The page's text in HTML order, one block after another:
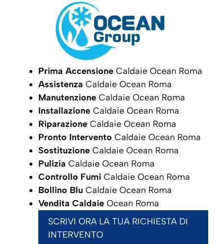
Prima Accensione Caldaie Ocean Roma
Assistenza Caldaie Ocean Roma
Manutenzione Caldaie Ocean Roma
Installazione Caldaie Ocean Roma
Riparazione Caldaie Ocean Roma
Pronto Intervento Caldaie Ocean Roma
Sostituzione Caldaie Ocean Roma
Pulizia Caldaie Ocean Roma
Controllo Fumi Caldaie Ocean Roma
Bollino Blu Caldaie Ocean Roma
Vendita Caldaie Ocean Roma
SCRIVI ORA LA TUA RICHIESTA DI
INTERVENTO